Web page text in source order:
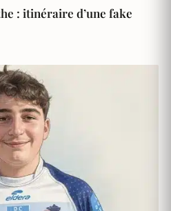
: itinéraire d’une fake